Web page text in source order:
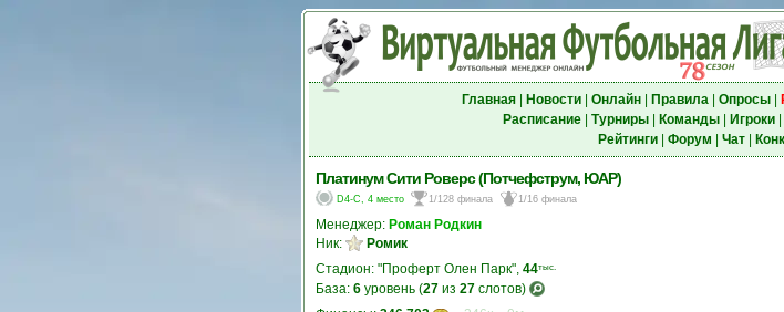
Главная| Новости| Онлайн| Правила| Опросы|
Расписание| Турниры| Команды| Игроки|
Рейтинги| Форум Чат|
Платинум Сити Роверс (Потчефструм, ЮАР)
D4-C, 4 место 1/128 финала 1/16 финала
Менеджер: Роман Родкин
Ник:
Ромик
Стадион: "Проферт Олен Парк", 44тыс.
База: 6 уровень (27 из 27 слотов)